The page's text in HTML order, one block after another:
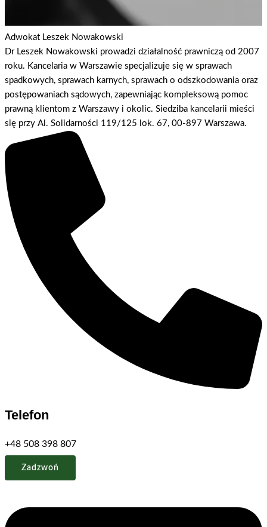
Adwokat Leszek Nowakowski
Dr Leszek Nowakowski prowadzi działalność prawniczą od 2007
roku. Kancelaria w Warszawie specjalizuje się w sprawach
spadkowych, sprawach karnych, sprawach o odszkodowania oraz
postępowaniach sądowych, zapewniając kompleksową pomoc
prawną klientom z Warszawy i okolic. Siedziba kancelarii mieści
się przy Al. Solidarności 119/125 lok. 67, 00-897 Warszawa.
Telefon
+48 508 398 807
Zadzwoń